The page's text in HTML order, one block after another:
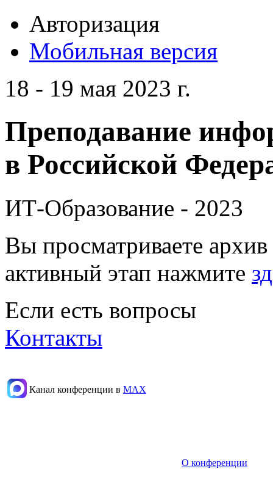
Авторизация
Мобильная версия
18 - 19 мая 2023 г.
Преподавание
в Российской
ИТ-Образование - 2023
Вы просматриваете
активный этап нажмите
Если есть вопросы
Контакты
Канал конференции в МАХ
О конференции